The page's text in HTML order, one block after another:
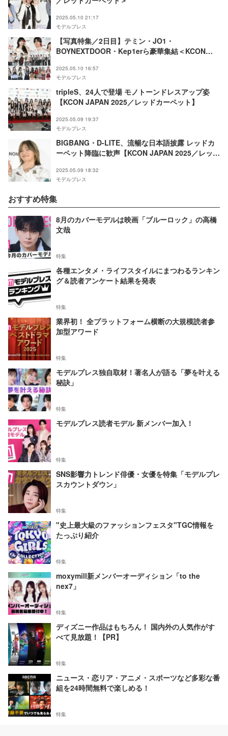
2025.05.10 21:17
モデルプレス
【写真特集／2日目】テミン・JO1・
BOYNEXTDOOR・Kep1erら豪華集結＜KCON
2025.05.10 16:57
モデルプレス
tripleS、24人で登場 モノトーンドレスアップ姿
【KCON JAPAN 2025／レッドカーペット】
2025.05.09 19:37
モデルプレス
BIGBANG・D-LITE、流暢な日本語披露 レッドカ
ーペット降臨に歓声【KCON JAPAN 2025／レッド
2025.05.09 18:32
モデルプレス
おすすめ特集
8月のカバーモデルは映画「ブルーロック」の高橋
文哉
特集
各種エンタメ・ライフスタイルにまつわるランキン
グ＆読者アンケート結果を発表
特集
業界初！ 全プラットフォーム横断の大規模読者参
加型アワード
特集
モデルプレス独自取材！著名人が語る「夢を叶える
秘訣」
特集
モデルプレス読者モデル 新メンバー加入！
特集
SNS影響力トレンド俳優・女優を特集「モデルプレ
スカウントダウン」
特集
"史上最大級のファッションフェスタ"TGC情報を
たっぷり紹介
特集
moxymill新メンバーオーディション「to the
nex7」
特集
ディズニー作品はもちろん！ 国内外の人気作がす
べて見放題！【PR】
特集
ニュース・恋リア・アニメ・スポーツなど多彩な番
組を24時間無料で楽しめる！
特集